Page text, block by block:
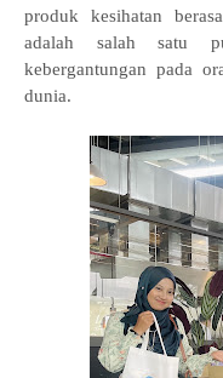
produk kesihatan
adalah salah satu
kebergantungan pada
dunia.